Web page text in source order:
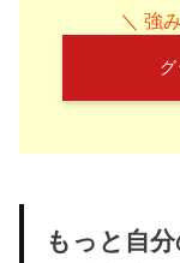
＼ 強
もっと自